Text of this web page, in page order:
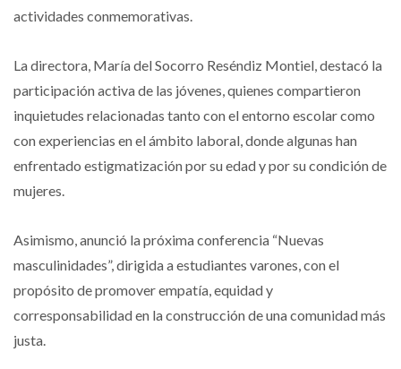
actividades conmemorativas.
La directora, María del Socorro Reséndiz Montiel, destacó la
participación activa de las jóvenes, quienes compartieron
inquietudes relacionadas tanto con el entorno escolar como
con experiencias en el ámbito laboral, donde algunas han
enfrentado estigmatización por su edad y por su condición de
mujeres.
Asimismo, anunció la próxima conferencia “Nuevas
masculinidades”, dirigida a estudiantes varones, con el
propósito de promover empatía, equidad y
corresponsabilidad en la construcción de una comunidad más
justa.